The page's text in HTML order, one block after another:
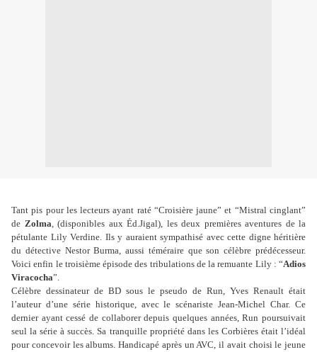
Tant pis pour les lecteurs ayant raté“Croisière jaune”et “Mistral cinglant”
de Zolma, (disponibles aux Éd.Jigal), les deux premières aventures de la
pétulante Lily Verdine. Ils y auraient sympathisé avec cette digne héritière
du détective Nestor Burma, aussi téméraire que son célèbre prédécesseur.
Voici enfin le troisième épisode des tribulations de la remuante Lily : “Adios
Viracocha”.
Célèbre dessinateur de BD sous le pseudo de Run, Yves Renault était
l’auteur d’une série historique, avec le scénariste Jean-Michel Char. Ce
dernier ayant cessé de collaborer depuis quelques années, Run poursuivait
seul la série à succès. Sa tranquille propriété dans les Corbières était l’idéal
pour concevoir les albums. Handicapé après un AVC, il avait choisi le jeune